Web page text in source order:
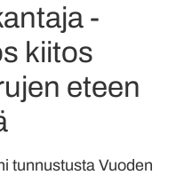
-
kiitos
eteen
tunnustusta Vuoden